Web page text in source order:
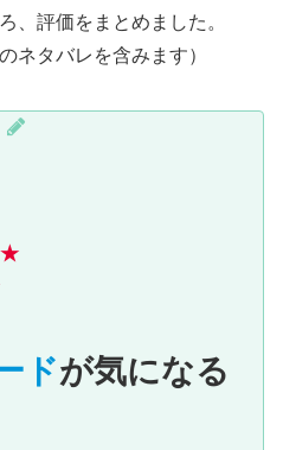
、評価をまとめました。
ネタバレを含みます）
ドが気になる